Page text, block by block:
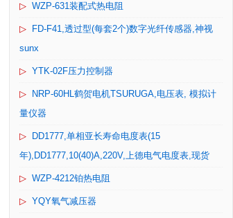
▷ WZP-631装配式热电阻
▷
FD-F41,透过型(每套2个)数字光纤传感器,神视
sunx
▷ YTK-02F压力控制器
▷
NRP-60HL鹤贺电机TSURUGA,电压表, 模拟计
量仪器
▷
DD1777,单相亚长寿命电度表(15
年),DD1777,10(40)A,220V,上德电气电度表,现货
▷ WZP-4212铂热电阻
▷ YQY氧气减压器